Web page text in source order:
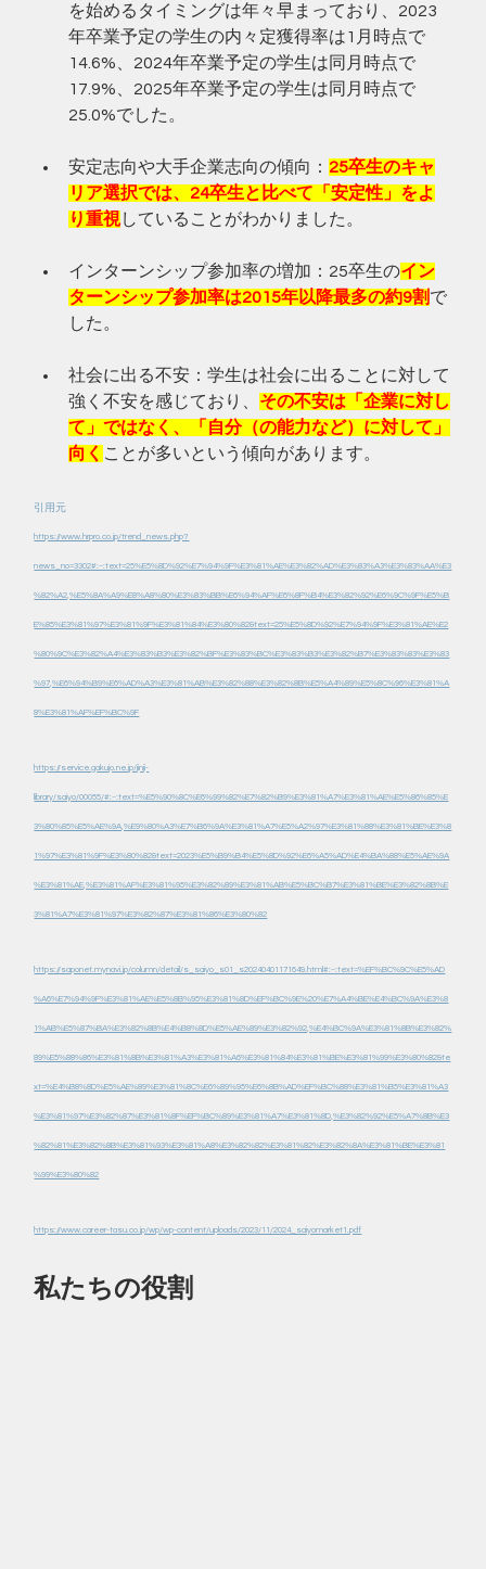
を始めるタイミングは年々早まっており、2023
年卒業予定の学生の内々定獲得率は1月時点で
14.6%、2024年卒業予定の学生は同月時点で
17.9%、2025年卒業予定の学生は同月時点で
25.0%でした。﻿
安定志向や大手企業志向の傾向： 25卒生のキャ
リア選択では、24卒生と比べて「安定性」をよ
り重視していることがわかりました。﻿
インターンシップ参加率の増加：25卒生のイン
ターンシップ参加率は2015年以降最多の約9割で
した。﻿
社会に出る不安：学生は社会に出ることに対して
強く不安を感じており、 その不安は「企業に対し
て」ではなく、「自分（の能力など）に対して」
向く ことが多いという傾向があります。﻿
引用元
https://www.hrpro.co.jp/trend_news.php?
news_no=3302#:~:text=25%E5%8D%92%E7%94%9F%E3%81%AE%E3%82%AD%E3%83%A3%E3%83%AA%E3
%82%A2,%E5%8A%A9%E8%A8%80%E3%83%BB%E6%94%AF%E6%8F%B4%E3%82%92%E6%9C%9F%E5%B
E%85%E3%81%97%E3%81%9F%E3%81%84%E3%80%82&text=25%E5%8D%92%E7%94%9F%E3%81%AE%E2
%80%9C%E3%82%A4%E3%83%B3%E3%82%BF%E3%83%BC%E3%83%B3%E3%82%B7%E3%83%83%E3%83
%97,%E6%94%B9%E6%AD%A3%E3%81%AB%E3%82%88%E3%82%8B%E5%A4%89%E5%8C%96%E3%81%A
8%E3%81%AF%EF%BC%9F
https://service.gakujo.ne.jp/jinji-
library/saiyo/00055/#:~:text=%E5%90%8C%E6%99%82%E7%82%B9%E3%81%A7%E3%81%AE%E5%86%85%E
3%80%85%E5%AE%9A,%E9%80%A3%E7%B6%9A%E3%81%A7%E5%A2%97%E3%81%88%E3%81%BE%E3%8
1%97%E3%81%9F%E3%80%82&text=2023%E5%B9%B4%E5%8D%92%E6%A5%AD%E4%BA%88%E5%AE%9A
%E3%81%AE,%E3%81%AF%E3%81%95%E3%82%89%E3%81%AB%E5%BC%B7%E3%81%BE%E3%82%8B%E
3%81%A7%E3%81%97%E3%82%87%E3%81%86%E3%80%82
https://saponet.mynavi.jp/column/detail/s_saiyo_s01_s20240401171649.html#:~:text=%EF%BC%9C%E5%AD
%A6%E7%94%9F%E3%81%AE%E5%8B%95%E3%81%8D%EF%BC%9E%20%E7%A4%BE%E4%BC%9A%E3%8
1%AB%E5%87%BA%E3%82%8B%E4%B8%8D%E5%AE%89%E3%82%92,%E4%BC%9A%E3%81%8B%E3%82%
89%E5%88%86%E3%81%8B%E3%81%A3%E3%81%A6%E3%81%84%E3%81%BE%E3%81%99%E3%80%82&te
xt=%E4%B8%8D%E5%AE%89%E3%81%8C%E6%89%95%E6%8B%AD%EF%BC%88%E3%81%B5%E3%81%A3
%E3%81%97%E3%82%87%E3%81%8F%EF%BC%89%E3%81%A7%E3%81%8D,%E3%82%92%E5%A7%8B%E3
%82%81%E3%82%8B%E3%81%93%E3%81%A8%E3%82%82%E3%81%82%E3%82%8A%E3%81%BE%E3%81
%99%E3%80%82
https://www.career-tasu.co.jp/wp/wp-content/uploads/2023/11/2024_saiyomarket1.pdf
私たちの役割